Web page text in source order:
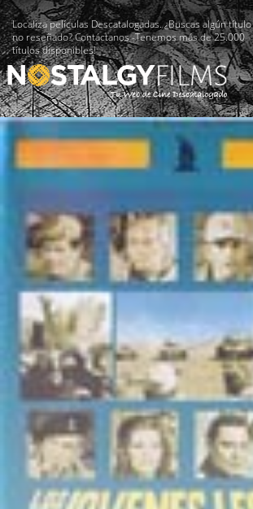
Localiza películas Descatalogadas. ¿Buscas algún título
no reseñado? Contáctanos -Tenemos más de 25.000
títulos disponibles!